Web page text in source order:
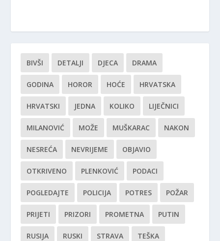
BIVŠI DETALJI DJECA DRAMA
GODINA HOROR HOĆE HRVATSKA
HRVATSKI JEDNA KOLIKO LIJEČNICI
MILANOVIĆ MOŽE MUŠKARAC NAKON
NESREĆA NEVRIJEME OBJAVIO
OTKRIVENO PLENKOVIĆ PODACI
POGLEDAJTE POLICIJA POTRES POŽAR
PRIJETI PRIZORI PROMETNA PUTIN
RUSIJA RUSKI STRAVA TEŠKA